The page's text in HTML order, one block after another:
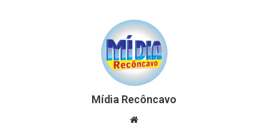
Mídia Recôncavo
Website